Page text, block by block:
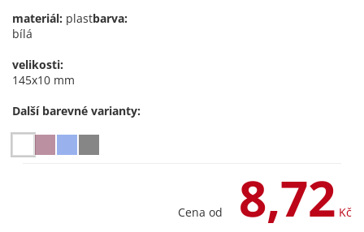
materiál: plastbarva:
bílá
velikosti:
145x10 mm
Další barevné varianty:
Cena od 8,72 Kč